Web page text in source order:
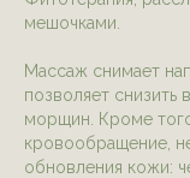
мешочками.
Массаж снимает
позволяет снизить
морщин. Кроме
кровообращение,
обновления кожи: